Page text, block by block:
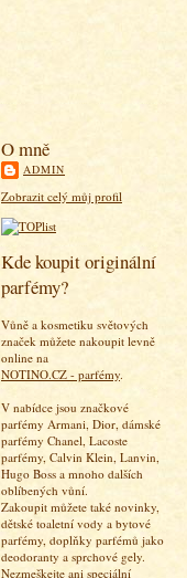
O mně
ADMIN
Zobrazit celý můj profil
Kde koupit originální
parfémy?
Vůně a kosmetiku světových
značek můžete nakoupit levně
online na
NOTINO.CZ - parfémy.
V nabídce jsou značkové
parfémy Armani, Dior, dámské
parfémy Chanel, Lacoste
parfémy, Calvin Klein, Lanvin,
Hugo Boss a mnoho dalších
oblíbených vůní.
Zakoupit můžete také novinky,
dětské toaletní vody a bytové
parfémy, doplňky parfémů jako
deodoranty a sprchové gely.
Nezmeškejte ani speciální